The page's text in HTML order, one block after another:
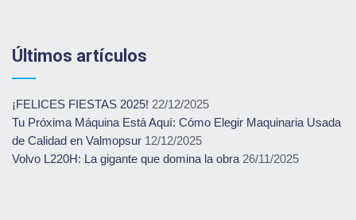
Últimos artículos
¡FELICES FIESTAS 2025! 22/12/2025
Tu Próxima Máquina Está Aquí: Cómo Elegir Maquinaria Usada
de Calidad en Valmopsur 12/12/2025
Volvo L220H: La gigante que domina la obra 26/11/2025